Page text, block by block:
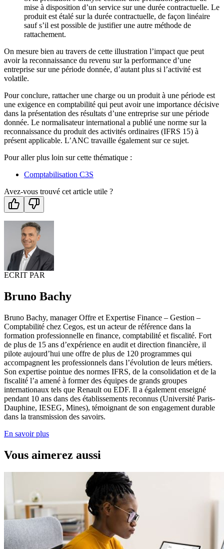
mise à disposition d’un service sur une durée contractuelle. Le
produit est étalé sur la durée contractuelle, de façon linéaire
sauf s’il est possible de justifier une autre méthode de
rattachement.
On mesure bien au travers de cette illustration l’impact que peut
avoir la reconnaissance du revenu sur la performance d’une
entreprise sur une période donnée, d’autant plus si l’activité est
volatile.
Pour conclure, rattacher une charge ou un produit à une période est
une exigence en comptabilité qui peut avoir une importance décisive
dans la présentation des résultats d’une entreprise sur une période
donnée. Le normalisateur international a publié une norme sur la
reconnaissance du produit des activités ordinaires (IFRS 15) à
présent applicable. L’ANC travaille également sur ce sujet.
Pour aller plus loin sur cette thématique :
Comptabilisation C3S
Avez-vous trouvé cet article utile ?
ECRIT PAR
Bruno Bachy
Bruno Bachy, manager Offre et Expertise Finance – Gestion –
Comptabilité chez Cegos, est un acteur de référence dans la
formation professionnelle en finance, comptabilité et fiscalité. Fort
de plus de 15 ans d’expérience en audit et direction financière, il
pilote aujourd’hui une offre de plus de 120 programmes qui
accompagnent les professionnels dans l’évolution de leurs métiers.
Son expertise pointue des normes IFRS, de la consolidation et de la
fiscalité l’a amené à former des équipes de grands groupes
internationaux tels que Renault ou EDF. Il a également enseigné
pendant 10 ans dans des établissements reconnus (Université Paris-
Dauphine, IESEG, Mines), témoignant de son engagement durable
dans la transmission des savoirs.
En savoir plus
Vous aimerez aussi